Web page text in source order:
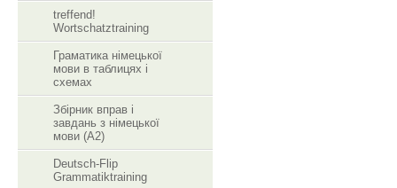
treffend!
Wortschatztraining
Граматика німецької
мови в таблицях і
схемах
Збірник вправ і
завдань з німецької
мови (А2)
Deutsch-Flip
Grammatiktraining